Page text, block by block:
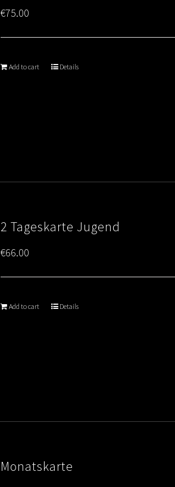
€75.00
Add to cart Details
2 Tageskarte Jugend
€66.00
Add to cart Details
Monatskarte